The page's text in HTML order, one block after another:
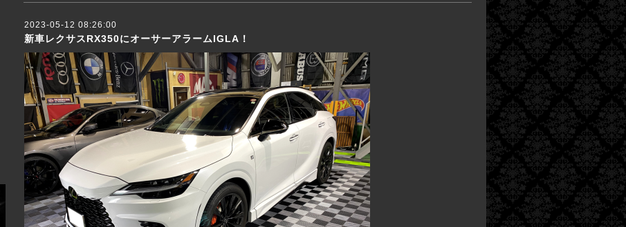
2023-05-12 08:26:00
新車レクサスRX350にオーサーアラームIGLA！